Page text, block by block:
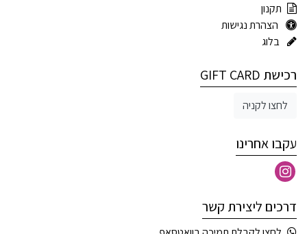
תקנון
הצהרת נגישות
בלוג
רכישת GIFT CARD
לחצו לקניה
עקבו אחרינו
דרכים ליצירת קשר